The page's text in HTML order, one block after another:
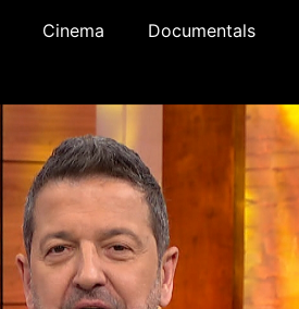
Cinema Documentals